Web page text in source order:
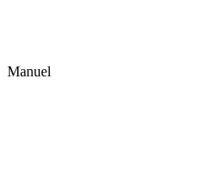
Manuel